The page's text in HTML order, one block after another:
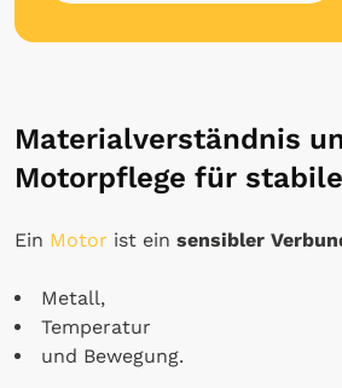
Materialverständnis
Motorpflege für
Ein Motor ist ein sensibler
Metall,
Temperatur
und Bewegung.